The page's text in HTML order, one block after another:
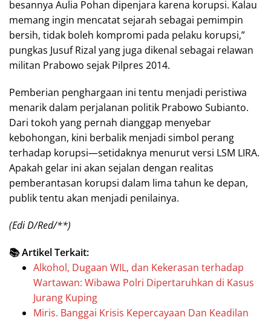
besannya Aulia Pohan dipenjara karena korupsi. Kalau
memang ingin mencatat sejarah sebagai pemimpin
bersih, tidak boleh kompromi pada pelaku korupsi,”
pungkas Jusuf Rizal yang juga dikenal sebagai relawan
militan Prabowo sejak Pilpres 2014.
Pemberian penghargaan ini tentu menjadi peristiwa
menarik dalam perjalanan politik Prabowo Subianto.
Dari tokoh yang pernah dianggap menyebar
kebohongan, kini berbalik menjadi simbol perang
terhadap korupsi—setidaknya menurut versi LSM LIRA.
Apakah gelar ini akan sejalan dengan realitas
pemberantasan korupsi dalam lima tahun ke depan,
publik tentu akan menjadi penilainya.
(Edi D/Red/**)
📚 Artikel Terkait:
Alkohol, Dugaan WIL, dan Kekerasan terhadap
Wartawan: Wibawa Polri Dipertaruhkan di Kasus
Jurang Kuping
Miris. Banggai Krisis Kepercayaan Dan Keadilan